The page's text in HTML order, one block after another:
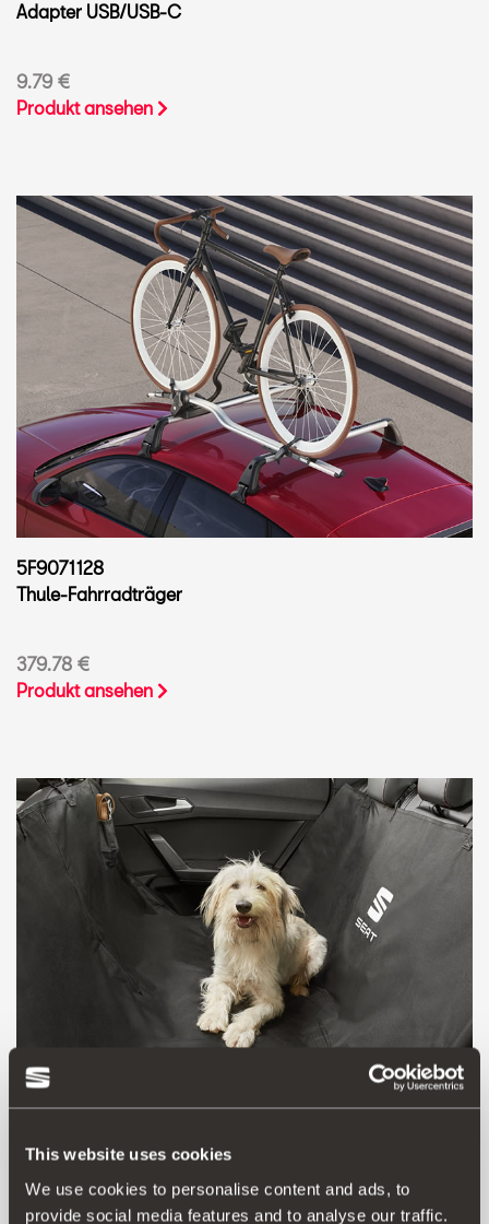
This website uses cookies
We use cookies to personalise content and ads, to
provide social media features and to analyse our traffic.
Adapter USB/USB-C
9.79 €
Produkt ansehen
5F9071128
Thule-Fahrradträger
379.78 €
Produkt ansehen
000061609C